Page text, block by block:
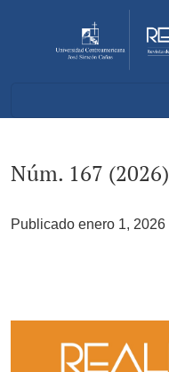
Núm. 167 (2026)
Publicado enero 1, 2026